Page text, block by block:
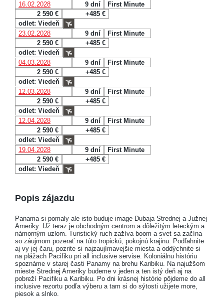
16.02.2028
9 dní
First Minute
2 590 €
+485 €
odlet: Viedeň
23.02.2028
9 dní
First Minute
2 590 €
+485 €
odlet: Viedeň
04.03.2028
9 dní
First Minute
2 590 €
+485 €
odlet: Viedeň
12.03.2028
9 dní
First Minute
2 590 €
+485 €
odlet: Viedeň
12.04.2028
9 dní
First Minute
2 590 €
+485 €
odlet: Viedeň
19.04.2028
9 dní
First Minute
2 590 €
+485 €
odlet: Viedeň
Popis zájazdu
Panama si pomaly ale isto buduje image Dubaja Strednej a Južnej
Ameriky. Už teraz je obchodným centrom a dôležitým leteckým a
námorným uzlom. Turistický ruch zažíva boom a svet sa začína
so záujmom pozerať na túto tropickú, pokojnú krajinu. Podľahnite
aj vy jej čaru, pozrite si najzaujímavejšie miesta a oddýchnite si
na plážach Pacifiku pri all inclusive servise. Koloniálnu históriu
spoznáme v starej časti Panamy na brehu Karibiku. Na najužšom
mieste Strednej Ameriky budeme v jeden a ten istý deň aj na
pobreží Pacifiku a Karibiku. Po dni krásnej histórie pôjdeme do all
inclusive rezortu podľa výberu a tam si do sýtosti užijete more,
piesok a slnko.